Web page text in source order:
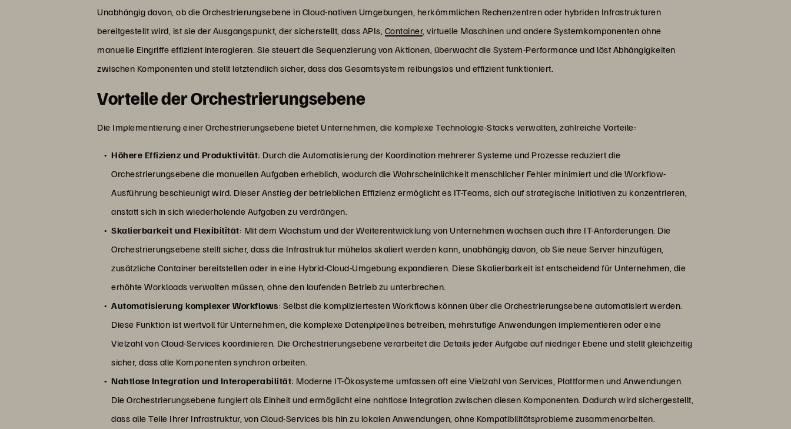
Unabhängig davon, ob die Orchestrierungsebene in Cloud-nativen Umgebungen, herkömmlichen Rechenzentren oder hybriden Infrastrukturen
bereitgestellt wird, ist sie der Ausgangspunkt, der sicherstellt, dass APIs, Container, virtuelle Maschinen und andere Systemkomponenten ohne
manuelle Eingriffe effizient interagieren. Sie steuert die Sequenzierung von Aktionen, überwacht die System-Performance und löst Abhängigkeiten
zwischen Komponenten und stellt letztendlich sicher, dass das Gesamtsystem reibungslos und effizient funktioniert.
Vorteile der Orchestrierungsebene
Die Implementierung einer Orchestrierungsebene bietet Unternehmen, die komplexe Technologie-Stacks verwalten, zahlreiche Vorteile:
Höhere Effizienz und Produktivität: Durch die Automatisierung der Koordination mehrerer Systeme und Prozesse reduziert die
Orchestrierungsebene die manuellen Aufgaben erheblich, wodurch die Wahrscheinlichkeit menschlicher Fehler minimiert und die Workflow-
Ausführung beschleunigt wird. Dieser Anstieg der betrieblichen Effizienz ermöglicht es IT-Teams, sich auf strategische Initiativen zu konzentrieren,
anstatt sich in sich wiederholende Aufgaben zu verdrängen.
Skalierbarkeit und Flexibilität: Mit dem Wachstum und der Weiterentwicklung von Unternehmen wachsen auch ihre IT-Anforderungen. Die
Orchestrierungsebene stellt sicher, dass die Infrastruktur mühelos skaliert werden kann, unabhängig davon, ob Sie neue Server hinzufügen,
zusätzliche Container bereitstellen oder in eine Hybrid-Cloud-Umgebung expandieren. Diese Skalierbarkeit ist entscheidend für Unternehmen, die
erhöhte Workloads verwalten müssen, ohne den laufenden Betrieb zu unterbrechen.
Automatisierung komplexer Workflows: Selbst die kompliziertesten Workflows können über die Orchestrierungsebene automatisiert werden.
Diese Funktion ist wertvoll für Unternehmen, die komplexe Datenpipelines betreiben, mehrstufige Anwendungen implementieren oder eine
Vielzahl von Cloud-Services koordinieren. Die Orchestrierungsebene verarbeitet die Details jeder Aufgabe auf niedriger Ebene und stellt gleichzeitig
sicher, dass alle Komponenten synchron arbeiten.
Nahtlose Integration und Interoperabilität: Moderne IT-Ökosysteme umfassen oft eine Vielzahl von Services, Plattformen und Anwendungen.
Die Orchestrierungsebene fungiert als Einheit und ermöglicht eine nahtlose Integration zwischen diesen Komponenten. Dadurch wird sichergestellt,
dass alle Teile Ihrer Infrastruktur, von Cloud-Services bis hin zu lokalen Anwendungen, ohne Kompatibilitätsprobleme zusammenarbeiten.